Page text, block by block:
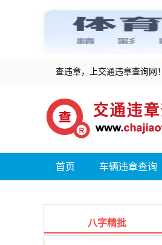
查违章，上交通违章查询网！
首页 车辆违章查询
八字精批